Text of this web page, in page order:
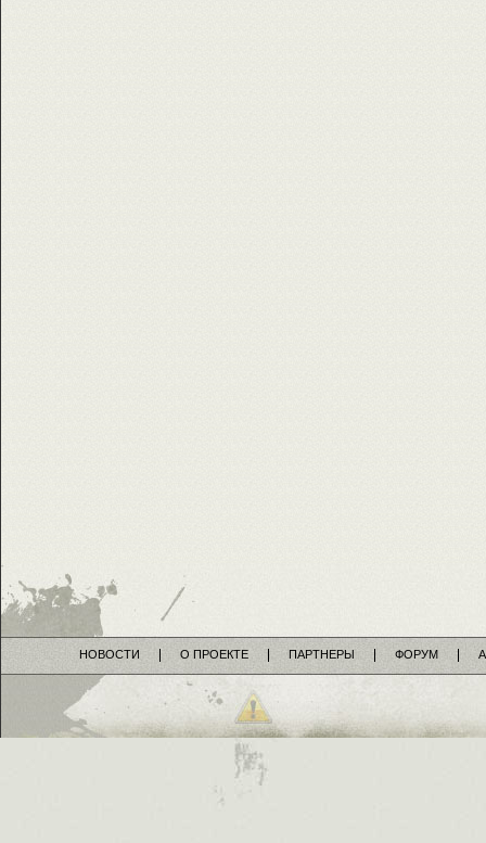
НОВОСТИ О ПРОЕКТЕ ПАРТНЕРЫ ФОРУМ